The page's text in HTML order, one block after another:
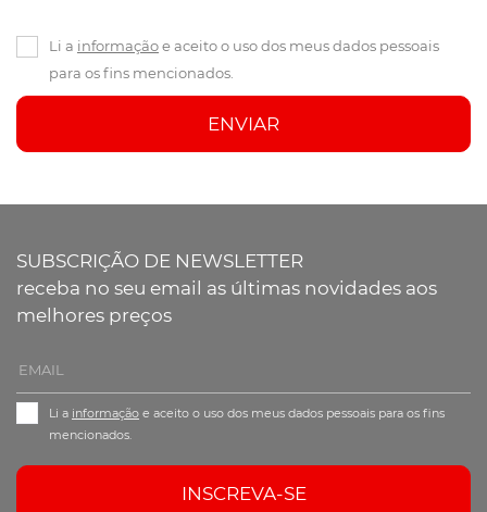
Li a informaçãoe aceito o uso dos meus dados pessoais
para os fins mencionados.
ENVIAR
SUBSCRIÇÃO DE NEWSLETTER
receba no seu email as últimas novidades aos
melhores preços
Li a informação e aceito o uso dos meus dados pessoais para os fins
mencionados.
INSCREVA-SE